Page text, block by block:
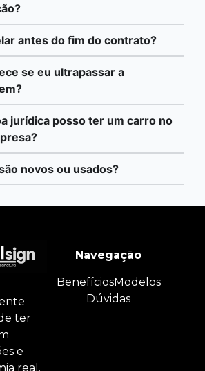
antes do fim do contrato?
se eu ultrapassar a
jurídica posso ter um carro no
novos ou usados?
ter
e
real.
Navegação
BenefíciosModelos
Dúvidas